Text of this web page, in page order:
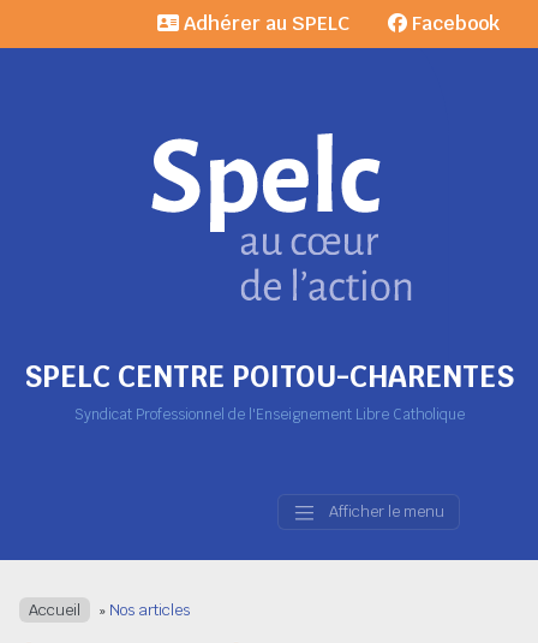
SPELC CENTRE POITOU-CHARENTES
Syndicat Professionnel de l'Enseignement Libre Catholique
Adhérer au SPELC Facebook
Afficher le menu
Accueil » Nos articles